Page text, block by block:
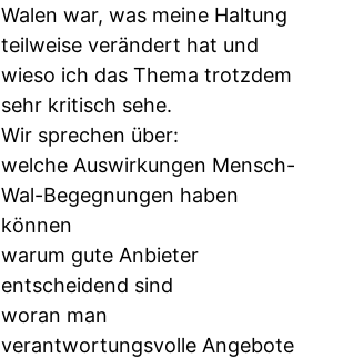
Walen war, was meine Haltung
teilweise verändert hat und
wieso ich das Thema trotzdem
sehr kritisch sehe.
Wir sprechen über:
welche Auswirkungen Mensch-
Wal-Begegnungen haben
können
warum gute Anbieter
entscheidend sind
woran man
verantwortungsvolle Angebote